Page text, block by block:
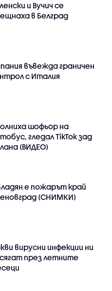
и Вучич се
в Белград
въвежда граничен
с Италия
шофьор на
гледал TikTok зад
(ВИДЕО)
е пожарът край
(СНИМКИ)
вирусни инфекции ни
през летните